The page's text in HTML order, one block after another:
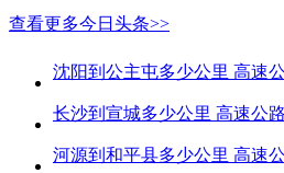
查看更多今日头条>>
沈阳到公主屯多少公里 高速
长沙到宣城多少公里 高速公
河源到和平县多少公里 高速